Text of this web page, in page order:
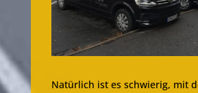
Natürlich ist es schwierig, mit